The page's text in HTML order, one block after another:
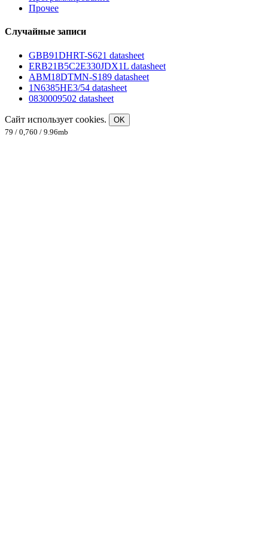
Прочее
Случайные записи
GBB91DHRT-S621 datasheet
ERB21B5C2E330JDX1L datasheet
ABM18DTMN-S189 datasheet
1N6385HE3/54 datasheet
0830009502 datasheet
Сайт использует cookies.
OK
79 / 0,760 / 9.96mb